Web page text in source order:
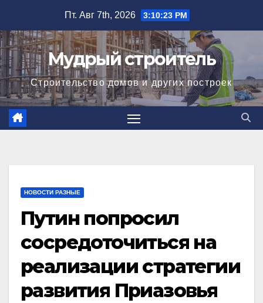
содержимому
Пт. Авг 7th, 2026 3:10:24 PM
Мудрый строитель
Строительство домов и других построек
НОВОСТИ РАЗНЫЕ
Путин попросил
сосредоточиться на
реализации стратегии
развития Приазовья